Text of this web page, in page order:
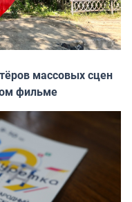
массовых сцен
фильме